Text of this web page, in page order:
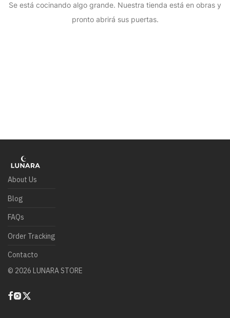
Se está cocinando algo grande. Nuestra tienda está en obras y
pronto abrirá sus puertas.
About Us
Blog
FAQs
Order Tracking
Contacto
© 2026 LUNARA STORE